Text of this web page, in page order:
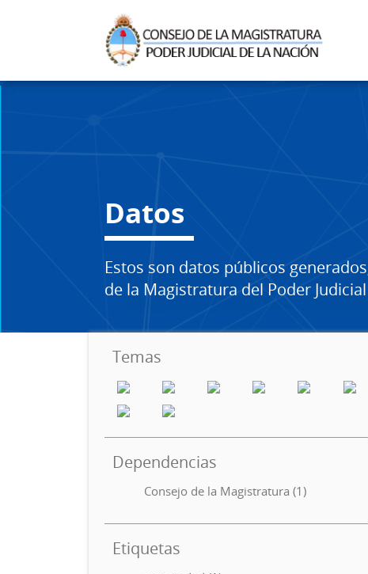
Datos
Estos son datos públicos
de la Magistratura del Poder
Temas
Dependencias
Consejo de la Magistratura (1)
Etiquetas